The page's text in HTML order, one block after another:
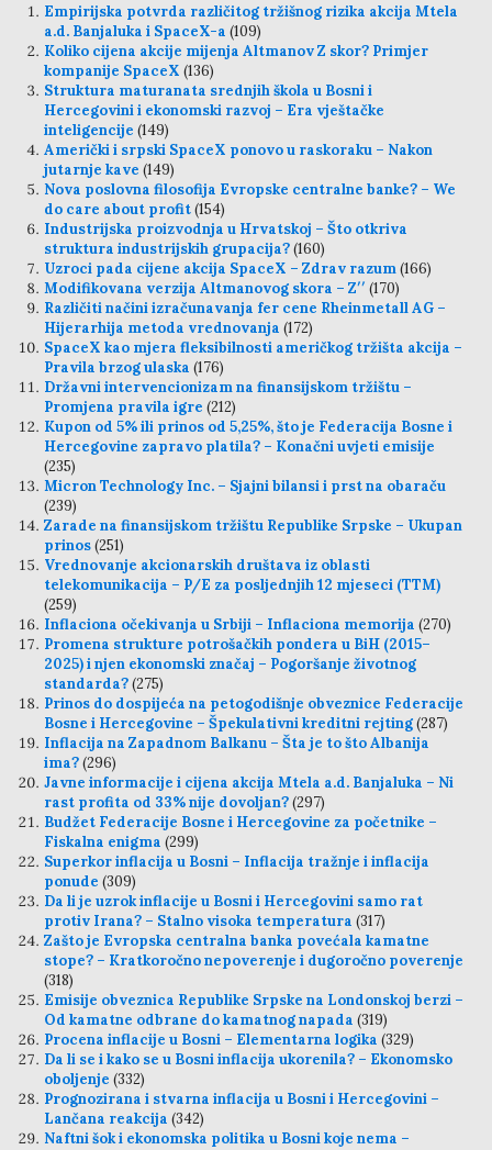
Empirijska potvrda različitog tržišnog rizika akcija Mtela
a.d. Banjaluka i SpaceX-a (109)
Koliko cijena akcije mijenja Altmanov Z skor? Primjer
kompanije SpaceX (136)
Struktura maturanata srednjih škola u Bosni i
Hercegovini i ekonomski razvoj – Era vještačke
inteligencije (149)
Američki i srpski SpaceX ponovo u raskoraku – Nakon
jutarnje kave (149)
Nova poslovna filosofija Evropske centralne banke? – We
do care about profit(154)
Industrijska proizvodnja u Hrvatskoj – Što otkriva
struktura industrijskih grupacija?(160)
Uzroci pada cijene akcija SpaceX – Zdrav razum(166)
Modifikovana verzija Altmanovog skora – Z′′ (170)
Različiti načini izračunavanja fer cene Rheinmetall AG –
Hijerarhija metoda vrednovanja (172)
SpaceX kao mjera fleksibilnosti američkog tržišta akcija –
Pravila brzog ulaska (176)
Državni intervencionizam na finansijskom tržištu –
Promjena pravila igre (212)
Kupon od 5% ili prinos od 5,25%, što je Federacija Bosne i
Hercegovine zapravo platila? – Konačni uvjeti emisije
(235)
Micron Technology Inc. – Sjajni bilansi i prst na obaraču
(239)
Zarade na finansijskom tržištu Republike Srpske – Ukupan
prinos(251)
Vrednovanje akcionarskih društava iz oblasti
telekomunikacija – P/E za posljednjih 12 mjeseci (TTM)
(259)
Inflaciona očekivanja u Srbiji – Inflaciona memorija (270)
Promena strukture potrošačkih pondera u BiH (2015–
2025) i njen ekonomski značaj – Pogoršanje životnog
standarda?(275)
Prinos do dospijeća na petogodišnje obveznice Federacije
Bosne i Hercegovine – Špekulativni kreditni rejting(287)
Inflacija na Zapadnom Balkanu – Šta je to što Albanija
ima?(296)
Javne informacije i cijena akcija Mtela a.d. Banjaluka – Ni
rast profita od 33% nije dovoljan?(297)
Budžet Federacije Bosne i Hercegovine za početnike –
Fiskalna enigma (299)
Superkor inflacija u Bosni – Inflacija tražnje i inflacija
ponude (309)
Da li je uzrok inflacije u Bosni i Hercegovini samo rat
protiv Irana? – Stalno visoka temperatura (317)
Zašto je Evropska centralna banka povećala kamatne
stope? – Kratkoročno nepoverenje i dugoročno poverenje
(318)
Emisije obveznica Republike Srpske na Londonskoj berzi –
Od kamatne odbrane do kamatnog napada (319)
Procena inflacije u Bosni – Elementarna logika (329)
Da li se i kako se u Bosni inflacija ukorenila? – Ekonomsko
oboljenje (332)
Prognozirana i stvarna inflacija u Bosni i Hercegovini –
Lančana reakcija (342)
Naftni šok i ekonomska politika u Bosni koje nema –